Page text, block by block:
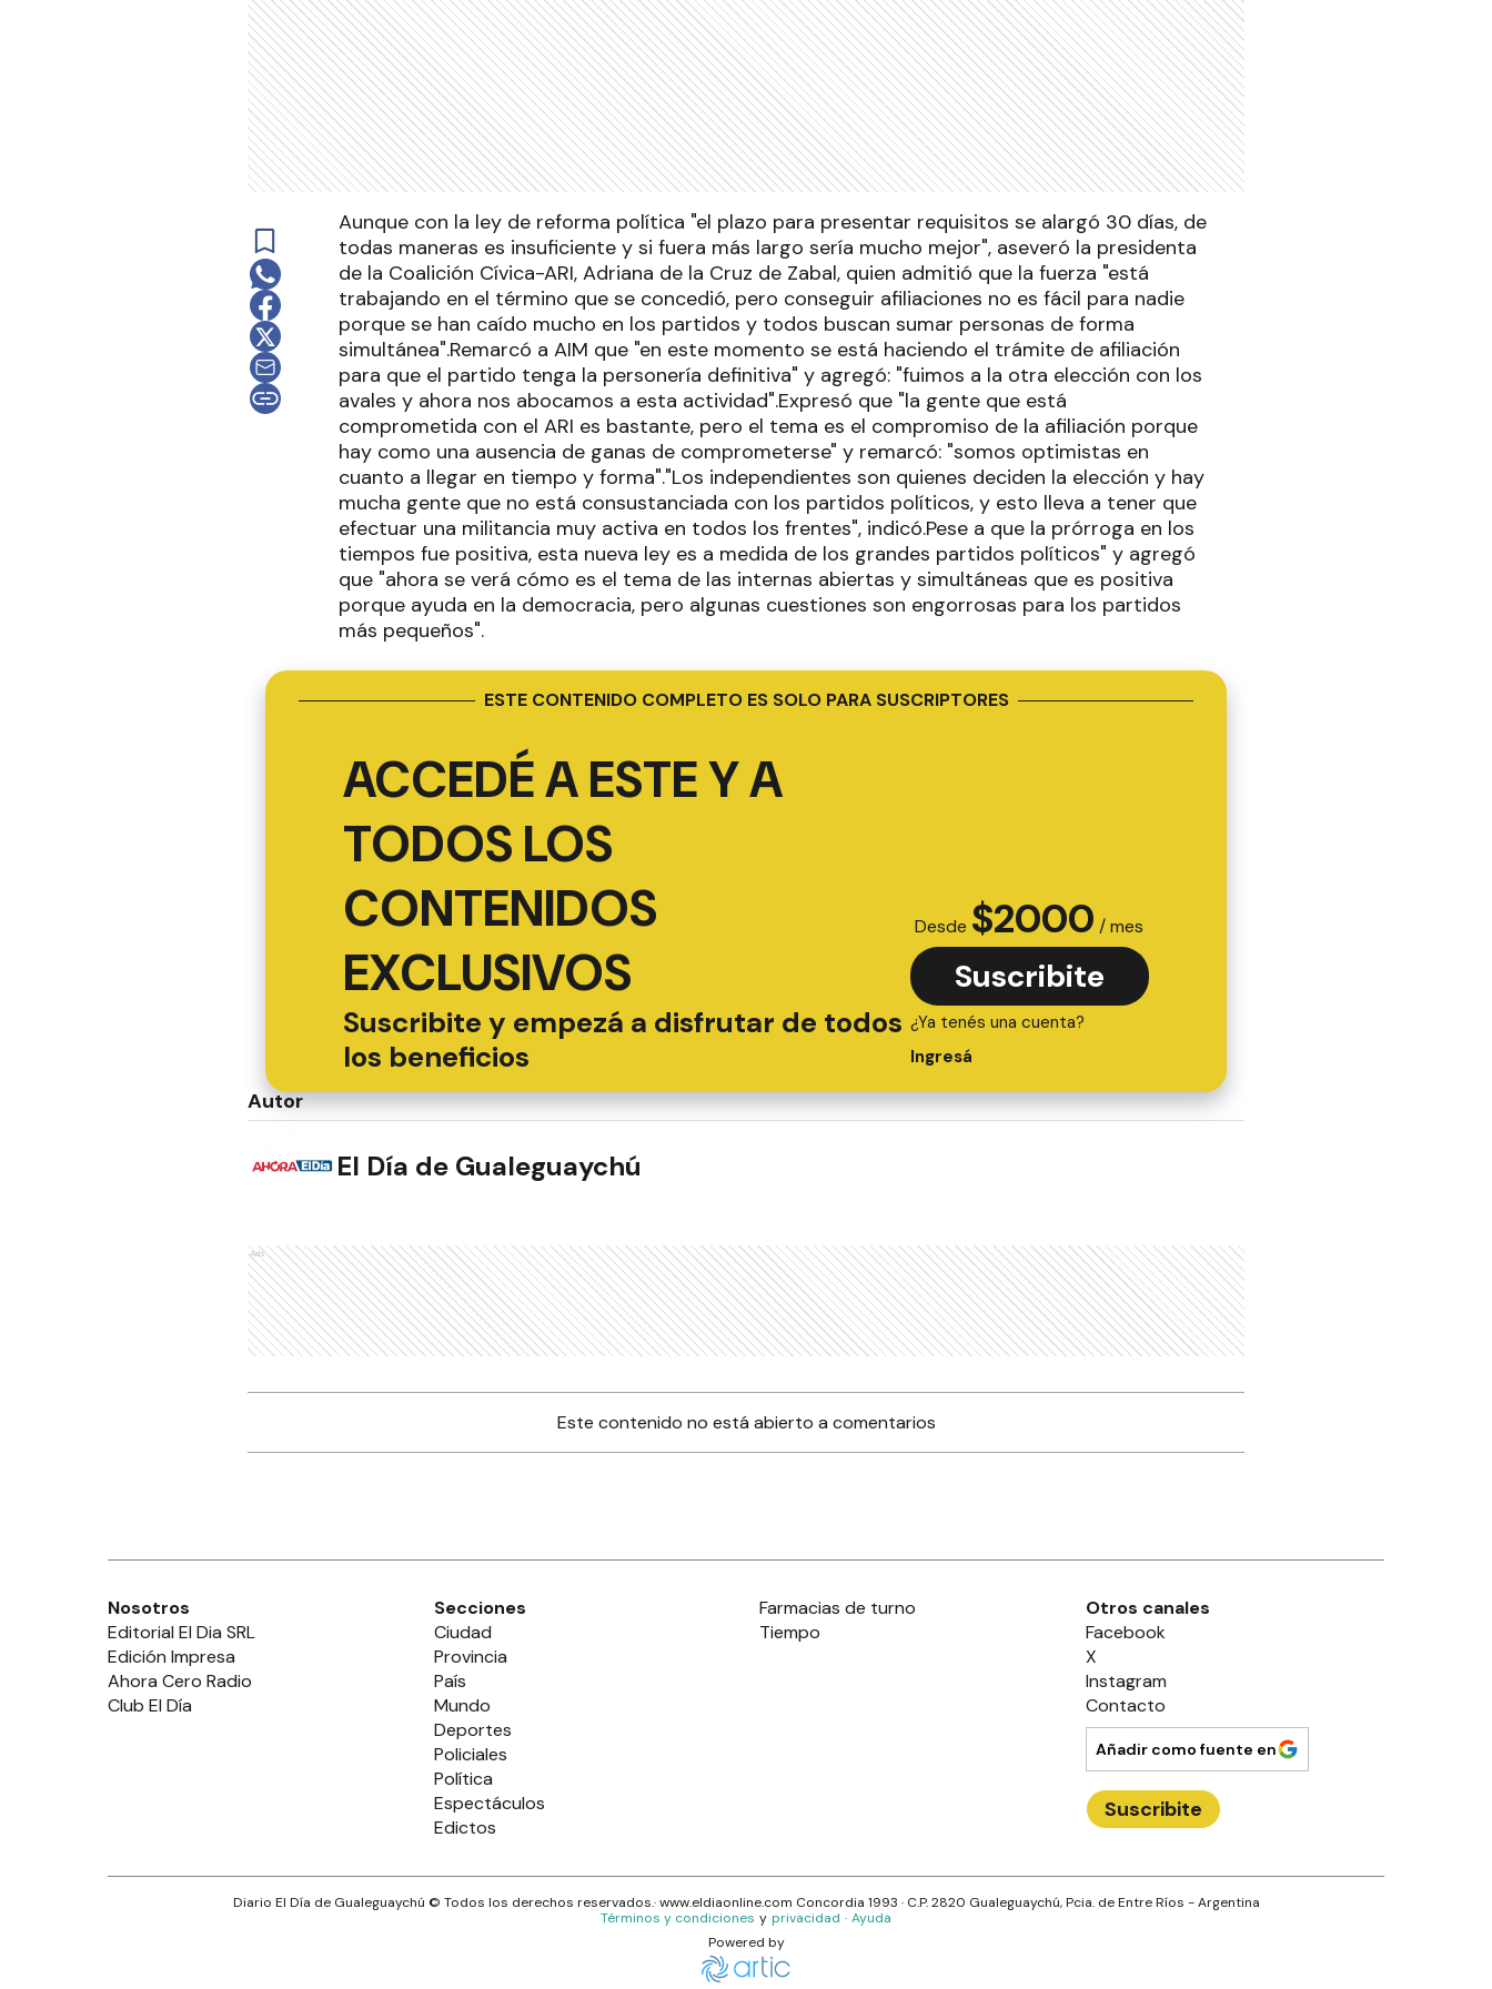
Aunque con la ley de reforma política "el plazo para presentar requisitos se alargó 30 días, de
todas maneras es insuficiente y si fuera más largo sería mucho mejor", aseveró la presidenta
de la Coalición Cívica-ARI, Adriana de la Cruz de Zabal, quien admitió que la fuerza "está
trabajando en el término que se concedió, pero conseguir afiliaciones no es fácil para nadie
porque se han caído mucho en los partidos y todos buscan sumar personas de forma
simultánea".Remarcó a AIM que "en este momento se está haciendo el trámite de afiliación
para que el partido tenga la personería definitiva" y agregó: "fuimos a la otra elección con los
avales y ahora nos abocamos a esta actividad".Expresó que "la gente que está
comprometida con el ARI es bastante, pero el tema es el compromiso de la afiliación porque
hay como una ausencia de ganas de comprometerse" y remarcó: "somos optimistas en
cuanto a llegar en tiempo y forma"."Los independientes son quienes deciden la elección y hay
mucha gente que no está consustanciada con los partidos políticos, y esto lleva a tener que
efectuar una militancia muy activa en todos los frentes", indicó.Pese a que la prórroga en los
tiempos fue positiva, esta nueva ley es a medida de los grandes partidos políticos" y agregó
que "ahora se verá cómo es el tema de las internas abiertas y simultáneas que es positiva
porque ayuda en la democracia, pero algunas cuestiones son engorrosas para los partidos
más pequeños".
ESTE CONTENIDO COMPLETO ES SOLO PARA SUSCRIPTORES
ACCEDÉ A ESTE Y A
TODOS LOS
CONTENIDOS
EXCLUSIVOS
Suscribite y empezá a disfrutar de todos
los beneficios
Desde $2000 / mes
Suscribite
¿Ya tenés una cuenta?
Ingresá
Autor
El Día de Gualeguaychú
Ads
Este contenido no está abierto a comentarios
Nosotros
Editorial El Dia SRL
Edición Impresa
Ahora Cero Radio
Club El Día
Secciones
Ciudad
Provincia
País
Mundo
Deportes
Policiales
Política
Espectáculos
Edictos
Farmacias de turno
Tiempo
Otros canales
Facebook
X
Instagram
Contacto
Añadir como fuente en
Suscribite
Diario El Día de Gualeguaychú © Todos los derechos reservados.· www.eldiaonline.com Concordia 1993 · C.P.2820 Gualeguaychú, Pcia. de Entre Ríos - Argentina
Términos y condiciones y privacidad · Ayuda
Powered by